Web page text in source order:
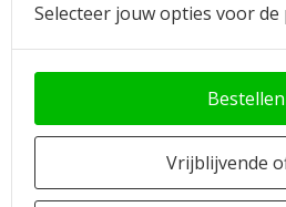
Selecteer jouw opties voor de
Bestellen
Vrijblijvende